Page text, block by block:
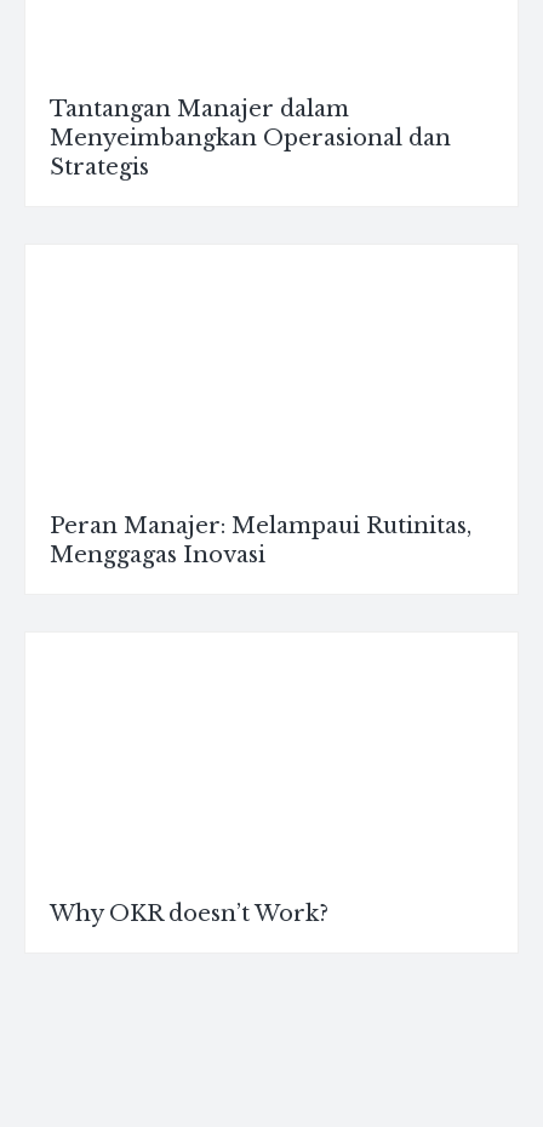
Tantangan Manajer dalam
Menyeimbangkan Operasional dan
Strategis
Peran Manajer: Melampaui Rutinitas,
Menggagas Inovasi
Why OKR doesn’t Work?